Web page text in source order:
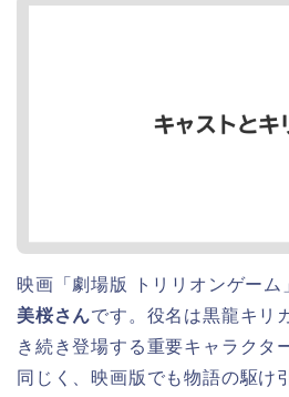
映画「劇場版 トリリオンゲー
美桜さんです。役名は黒龍キリ
き続き登場する重要キャラクタ
同じく、映画版でも物語の駆け